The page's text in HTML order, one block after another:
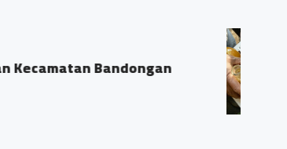
Trasan Kec. Bandongan